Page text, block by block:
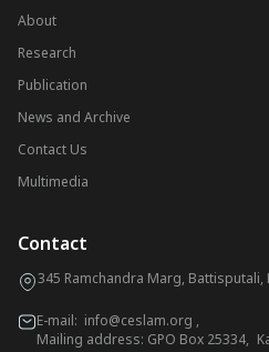
About
Research
Publication
News and Archive
Contact Us
Multimedia
Contact
345 Ramchandra Marg, Battisputali,
E-mail: info@ceslam.org ,
Mailing address: GPO Box 25334,